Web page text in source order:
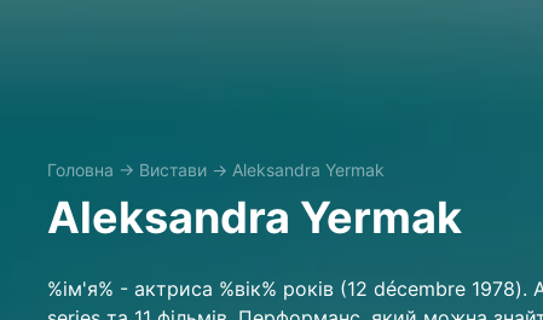
Головна → Вистави → Aleksandra Yermak
Aleksandra Yermak
%ім'я% - актриса %вік% років (12 décembre